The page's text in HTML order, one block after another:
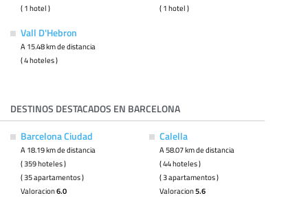
( 1 hotel )
( 1 hotel )
Vall D'Hebron
A 15.48 km de distancia
( 4 hoteles )
DESTINOS DESTACADOS EN BARCELONA
Barcelona Ciudad
A 18.19 km de distancia
( 359 hoteles )
( 35 apartamentos )
Valoracion6.0
Calella
A 58.07 km de distancia
( 44 hoteles )
( 3 apartamentos )
Valoracion5.6